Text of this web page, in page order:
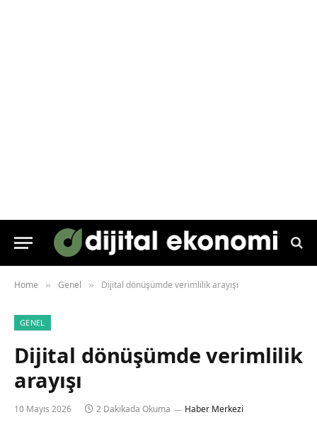
Home » Genel » Dijital dönüşümde verimlilik arayışı
GENEL
Dijital dönüşümde verimlilik
arayışı
10 Mayıs 2026 2 Dakikada Okuma Haber Merkezi